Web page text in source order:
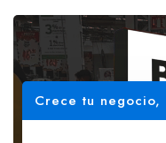
Crece tu negocio,